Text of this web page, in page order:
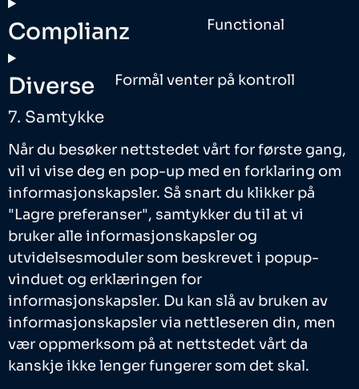
Complianz Functional
Diverse Formål venter på kontroll
7. Samtykke
Når du besøker nettstedet vårt for første gang,
vil vi vise deg en pop-up med en forklaring om
informasjonskapsler. Så snart du klikker på
"Lagre preferanser", samtykker du til at vi
bruker alle informasjonskapsler og
utvidelsesmoduler som beskrevet i popup-
vinduet og erklæringen for
informasjonskapsler. Du kan slå av bruken av
informasjonskapsler via nettleseren din, men
vær oppmerksom på at nettstedet vårt da
kanskje ikke lenger fungerer som det skal.